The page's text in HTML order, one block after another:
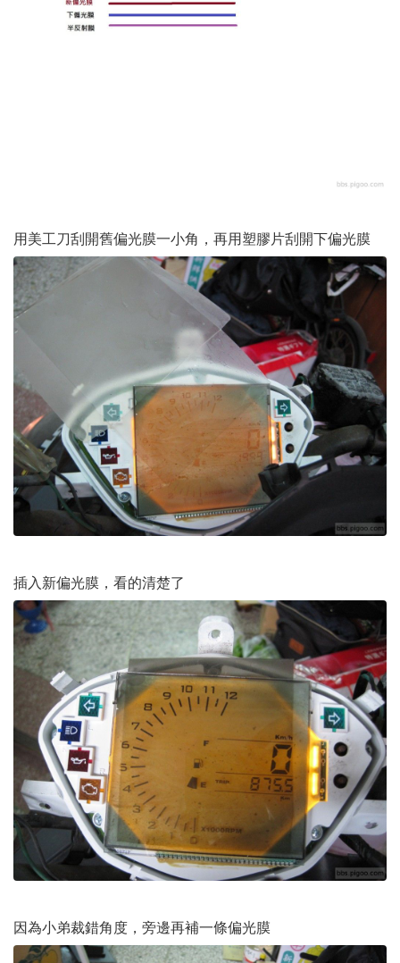
用美工刀刮開舊偏光膜一小角，再用塑膠片刮開下偏光膜
插入新偏光膜，看的清楚了
因為小弟裁錯角度，旁邊再補一條偏光膜